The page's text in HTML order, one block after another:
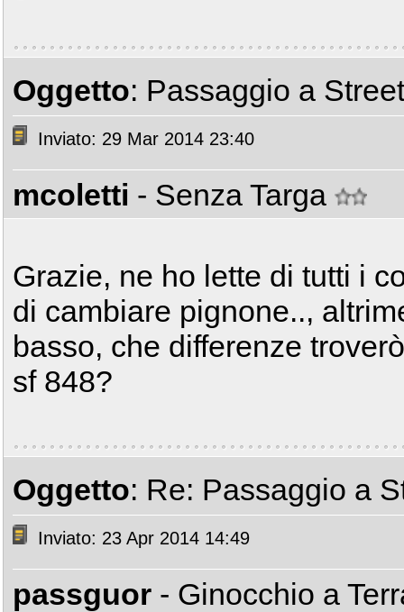
Oggetto: Passaggio a
Inviato: 29 Mar 2014 23:40
mcoletti - Senza Targa
Grazie, ne ho lette di tutti i
di cambiare pignone..,
basso, che differenze
sf 848?
Oggetto: Re: Passaggio a
Inviato: 23 Apr 2014 14:49
passguor - Ginocchio a